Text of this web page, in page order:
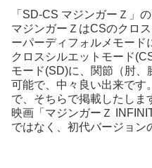
「SD-CS マジンガーＺ」
マジンガーＺはCSのクロ
ーパーディフォルメモード
クロスシルエットモード
モード(SD)に、関節（肘
可能で、中々良い出来です
で、そちらで掲載したしま
映画「マジンガーＺ
ではなく、初代バージョン